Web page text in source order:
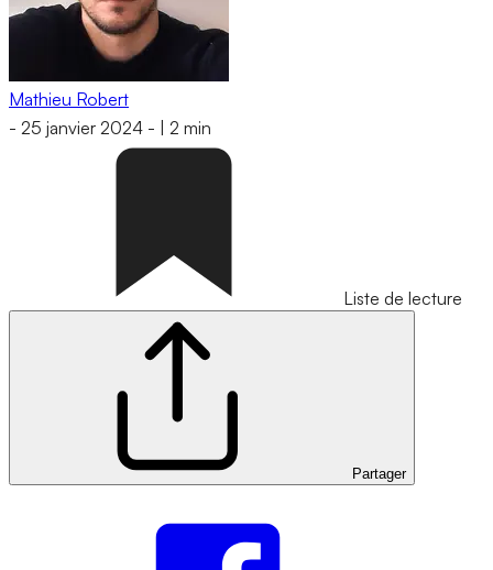
Mathieu Robert
- 25 janvier 2024 - 2 min
Liste de lecture
Partager